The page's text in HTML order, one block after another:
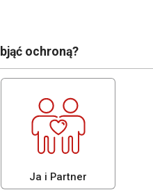
ochroną?
Ja i Partner